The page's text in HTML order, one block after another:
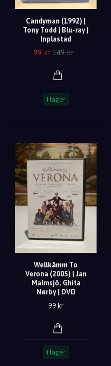
Candyman (1992) |
Tony Todd | Blu-ray |
Inplastad
99 kr 149 kr
I lager
Wellkåmm To
Verona (2005) | Jan
Malmsjö, Ghita
Nørby | DVD
99 kr
I lager